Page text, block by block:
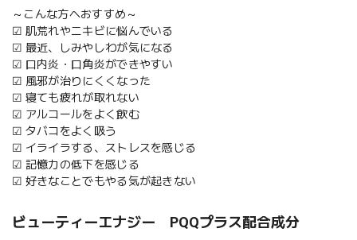
～こんな方へおすすめ～
☑ 肌荒れやニキビに悩んでいる
☑ 最近、しみやしわが気になる
☑ 口内炎・口角炎ができやすい
☑ 風邪が治りにくくなった
☑ 寝ても疲れが取れない
☑ アルコールをよく飲む
☑ タバコをよく吸う
☑ イライラする、ストレスを感じる
☑ 記憶力の低下を感じる
☑ 好きなことでもやる気が起きない
ビューティーエナジー PQQプラス配合成分